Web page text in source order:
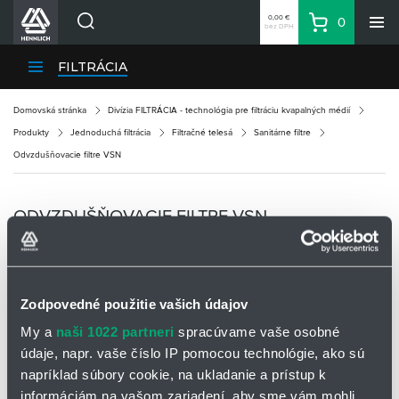
Zodpovedné použitie vašich údajov
My a naši 1022 partneri spracúvame vaše osobné
údaje, napr. vaše číslo IP pomocou technológie, ako sú
napríklad súbory cookie, na ukladanie a prístup k
informáciám na vašom zariadení, aby sme vám mohli
Divízie HENNLICH
Kariéra
Kontakty
Priemyselný park HENNLICH
Prihlásenie
Nákupný zoznam
Partner Zone
0,00 €
bez DPH
Košík
0
FILTRÁCIA
Domovská stránka Divízia FILTRÁCIA - technológia pre filtráciu kvapalných médií
Produkty Jednoduchá filtrácia Filtračné telesá Sanitárne filtre
Odvzdušňovacie filtre VSN
ODVZDUŠŇOVACIE FILTRE VSN